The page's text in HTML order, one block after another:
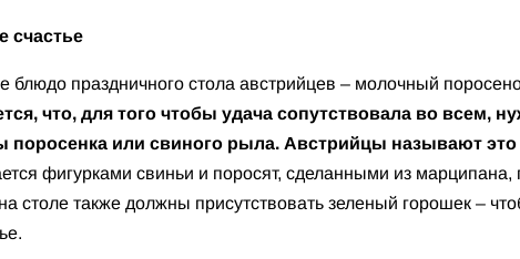
счастье
блюдо праздничного стола австрийцев – молочный
что, для того чтобы удача сопутствовала во всем,
поросенка или свиного рыла. Австрийцы называют это
фигурками свиньи и поросят, сделанными из
столе также должны присутствовать зеленый горошек –